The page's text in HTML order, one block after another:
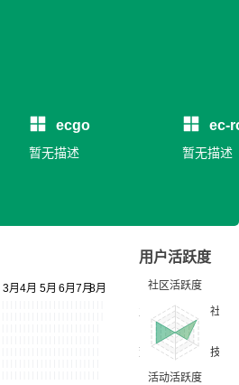
ecgo
暂无描述
ec-
暂无描述
用户活跃度